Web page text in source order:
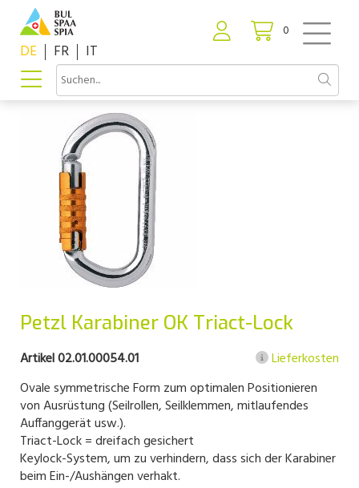
0
DE FR IT
Petzl Karabiner OK Triact-Lock
Artikel 02.01.00054.01
Lieferkosten
Ovale symmetrische Form zum optimalen Positionieren
von Ausrüstung (Seilrollen, Seilklemmen, mitlaufendes
Auffanggerät usw.).
Triact-Lock = dreifach gesichert
Keylock-System, um zu verhindern, dass sich der Karabiner
beim Ein-/Aushängen verhakt.